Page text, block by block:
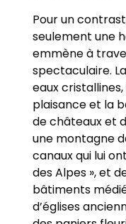
Pour un
seulement une
emmène à
spectaculaire.
eaux
plaisance et la
de châteaux et
une montagne
canaux qui lui
des Alpes », et
bâtiments
d’églises